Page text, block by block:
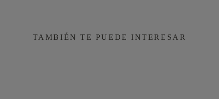
TAMBIÉN TE PUEDE INTERESAR